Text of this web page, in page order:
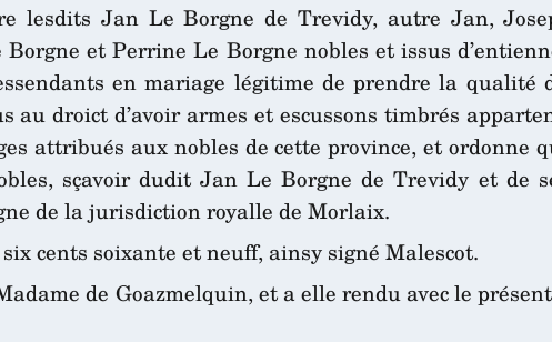
lesdits Jan Le Borgne de Trevidy, autre Jan,
et Perrine Le Borgne nobles et issus
en mariage légitime de prendre la qualité
droict d’avoir armes et escussons timbrés
attribués aux nobles de cette province, et ordonne
sçavoir dudit Jan Le Borgne de Trevidy et de
de la jurisdiction royalle de Morlaix.
cents soixante et neuff, ainsy signé Malescot.
de Goazmelquin, et a elle rendu avec le